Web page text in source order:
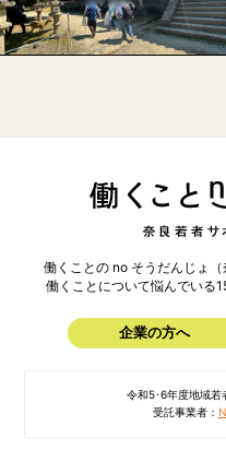
働くことの no そうだんじょ（
働くことについて悩んでいる
企業の方へ
令和5･6年度地域若
受託事業者：